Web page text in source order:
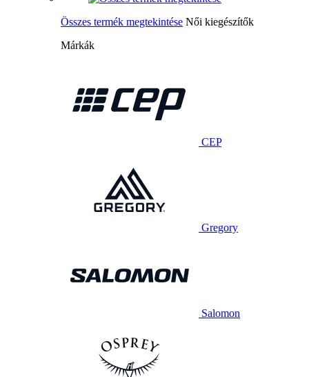
Összes termék megtekintése Női kiegészítők
Márkák
CEP
Gregory
Salomon